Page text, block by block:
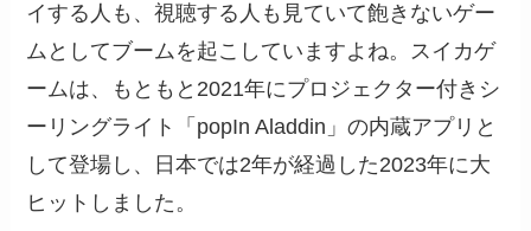
イする人も、視聴する人も見ていて飽きないゲー
ムとしてブームを起こしていますよね。スイカゲ
ームは、もともと2021年にプロジェクター付きシ
ーリングライト「popIn Aladdin」の内蔵アプリと
して登場し、日本では2年が経過した2023年に大
ヒットしました。